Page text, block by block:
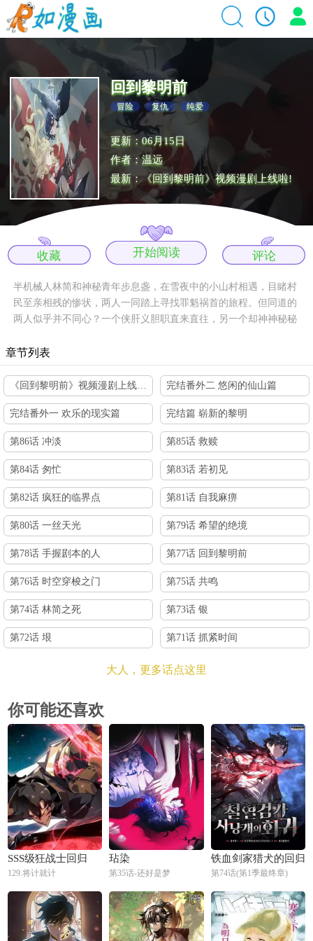
回到黎明前
冒险 复仇 纯爱
更新：06月15日
作者：温远
最新：《回到黎明前》视频漫剧上线啦!
收藏 开始阅读 评论
半机械人林简和神秘青年步息盏，在雪夜中的小山村相遇，目睹村
民至亲相残的惨状，两人一同踏上寻找罪魁祸首的旅程。但同道的
两人似乎并不同心？一个侠肝义胆职直来直往，另一个却神神秘秘
灭，还是拯救？
章节列表
《回到黎明前》视频漫剧上线啦! 完结番外二 悠闲的仙山篇
完结番外一 欢乐的现实篇 完结篇 崭新的黎明
第86话 冲淡 第85话 救赎
第84话 匆忙 第83话 若初见
第82话 疯狂的临界点 第81话 自我麻痹
第80话 一丝天光 第79话 希望的绝境
第78话 手握剧本的人 第77话 回到黎明前
第76话 时空穿梭之门 第75话 共鸣
第74话 林简之死 第73话 银
第72话 垠 第71话 抓紧时间
大人，更多话点这里
你可能还喜欢
SSS级狂战士回归
129.将计就计
玷染
第35话-还好是梦
铁血剑家猎犬的回归
第74话(第1季最终章)